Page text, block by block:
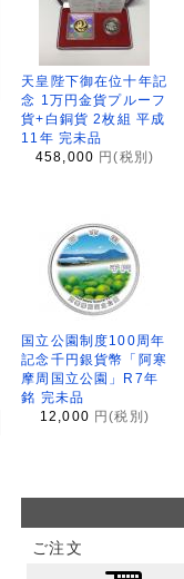
天皇陛下御在位十年記
念 1万円金貨プルーフ
貨+白銅貨 2枚組 平成
11年 完未品
458,000 円(税別)
国立公園制度100周年
記念千円銀貨幣「阿寒
摩周国立公園」R7年
銘 完未品
12,000 円(税別)
ご注文